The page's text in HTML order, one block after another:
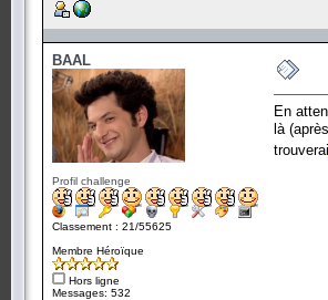
BAAL
Profil challenge
Classement : 21/55625
Membre Héroïque
Hors ligne
Messages: 532
En
là
trouverai